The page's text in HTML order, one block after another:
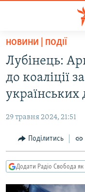
Перейти
основного
матеріалу
Перейти
до
основної
навігації
Перейти
до
пошуку
РАДІО СВОБОДА –
ВСЕ ЗА ДОБУ
СТАТТІ
ЕКОНОМІКА
СУСПІЛЬСТВО
РОСІЙСЬКА
ДОНБАС.РЕАЛІЇ
ТИ ЯК?
НОВИНИ | ПОДІЇ
Лубінець:
до коаліції
українських
29 травня 2024, 21:51
Поділитись
Додати Радіо Свобода